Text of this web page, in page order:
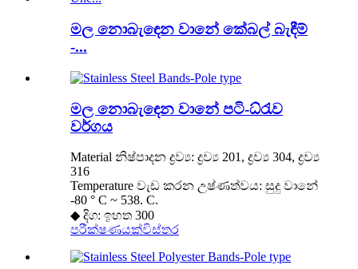
මල නොබැඳෙන වානේ කේබල් බැඳීම්
-...
මල නොබැඳෙන වානේ පටි-ධ්රැව
වර්ගය
Material නිෂ්පාදන ද්‍රව්‍ය: ද්‍රව්‍ය 201, ද්‍රව්‍ය 304, ද්‍රව්‍ය
316
Temperature වැඩ කරන උෂ්ණත්වය: සුදු වානේ
-80 ° C ~ 538. C.
◆ දිග: ඉහත 300
පරීක්ෂණයක්විස්තර